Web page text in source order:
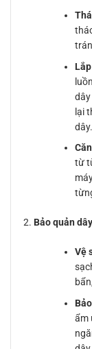
lại
dây.
từ
Bảo quản
Vệ
ẩm